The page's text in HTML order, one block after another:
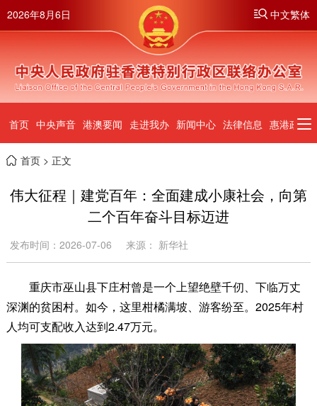
2026年8月6日 中文繁体
首页 中央声音 港澳要闻 走进我办 新闻中心 法律信息 惠港政策
首页> 正文
伟大征程｜建党百年：全面建成小康社会，向第
二个百年奋斗目标迈进
发布时间：2026-07-06 来源： 新华社
重庆市巫山县下庄村曾是一个上望绝壁千仞、下临万丈
深渊的贫困村。如今，这里柑橘满坡、游客纷至。2025年村
人均可支配收入达到2.47万元。